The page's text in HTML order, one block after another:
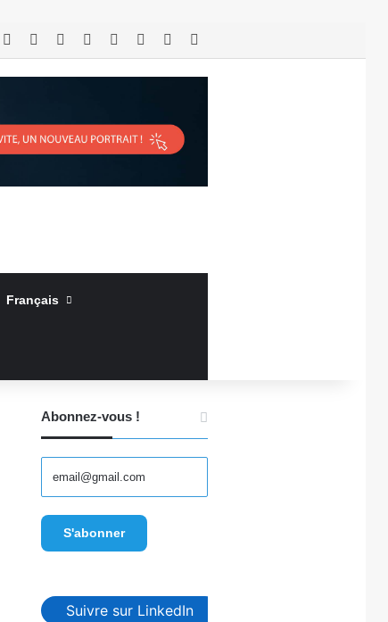
RSS Facebook LinkedinYouTubeConnexionArticle Aléatoire
Français
Abonnez-vous !
Suivre sur LinkedIn